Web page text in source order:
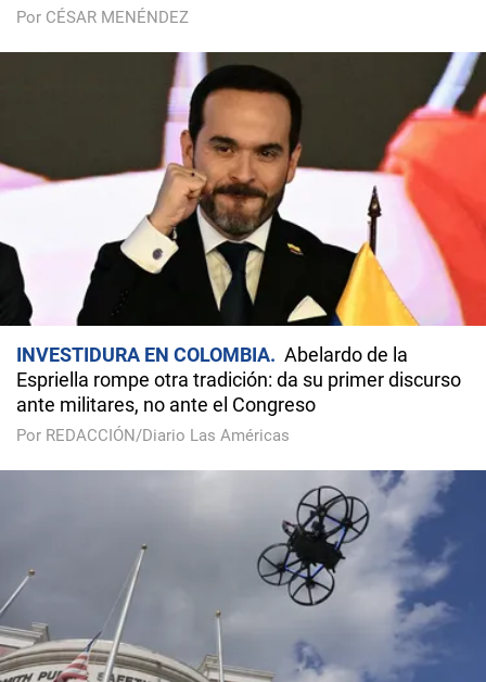
Por CÉSAR MENÉNDEZ
INVESTIDURA EN COLOMBIA
Abelardo de la
Espriella rompe otra tradición: da su primer discurso
ante militares, no ante el Congreso
Por REDACCIÓN/Diario Las Américas